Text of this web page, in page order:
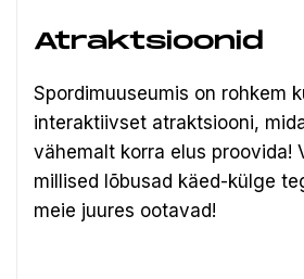
Atraktsioonid
Spordimuuseumis on rohkem
interaktiivset atraktsiooni,
vähemalt korra elus proovida!
millised lõbusad käed-külge
meie juures ootavad!